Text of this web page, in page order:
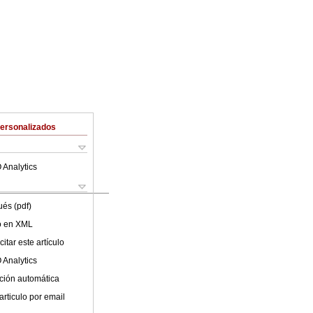
Analytics
(pdf)
en XML
este artículo
Analytics
automática
por email